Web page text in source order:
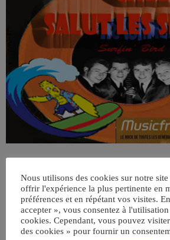
Nous utilisons des cookies sur notre
offrir l'expérience la plus pertinente en
préférences et en répétant vos visites.
accepter », vous consentez à
cookies. Cependant, vous pouvez
des cookies » pour fournir un